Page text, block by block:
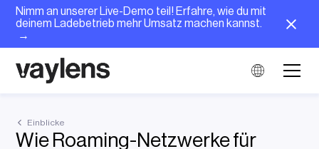
Nimm an unserer Live-Demo teil! Erfahre, wie du mit
deinem Ladebetrieb mehr Umsatz machen kannst.
→
Einblicke
Wie Roaming-Netzwerke für